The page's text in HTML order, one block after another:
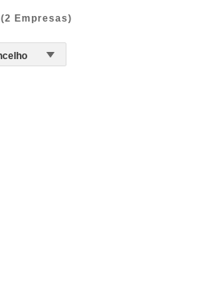
(2 Empresas)